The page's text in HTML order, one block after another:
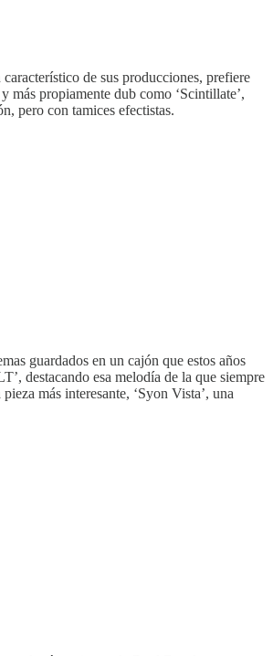
de sus producciones, prefiere
más propiamente dub como ‘Scintillate’,
pero con tamices efectistas.
guardados en un cajón que estos años
destacando esa melodía de la que siempre
más interesante, ‘Syon Vista’, una